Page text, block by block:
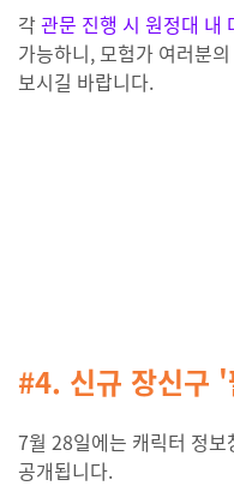
각 관문 진행 시 원정대 내
가능하니, 모험가 여러분
보시길 바랍니다.
#4. 신규 장신구
7월 28일에는 캐릭터 정
공개됩니다.